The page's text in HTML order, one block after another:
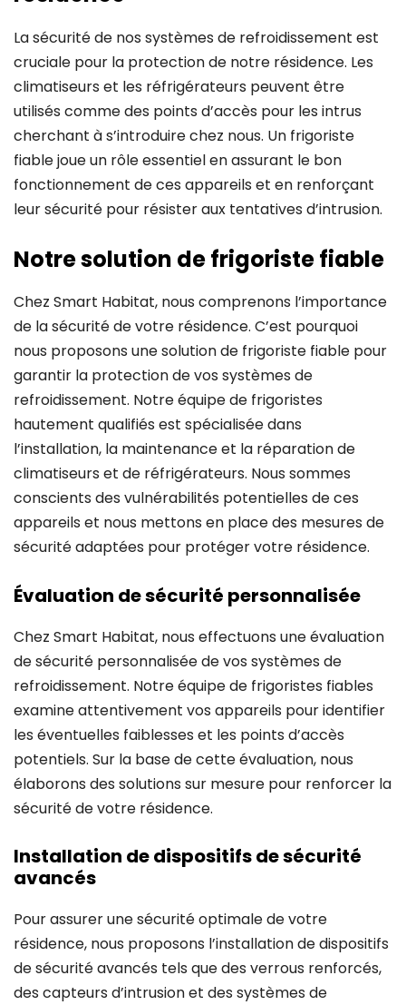
La sécurité de nos systèmes de refroidissement est
cruciale pour la protection de notre résidence. Les
climatiseurs et les réfrigérateurs peuvent être
utilisés comme des points d’accès pour les intrus
cherchant à s’introduire chez nous. Un frigoriste
fiable joue un rôle essentiel en assurant le bon
fonctionnement de ces appareils et en renforçant
leur sécurité pour résister aux tentatives d’intrusion.
Notre solution de frigoriste fiable
Chez Smart Habitat, nous comprenons l’importance
de la sécurité de votre résidence. C’est pourquoi
nous proposons une solution de frigoriste fiable pour
garantir la protection de vos systèmes de
refroidissement. Notre équipe de frigoristes
hautement qualifiés est spécialisée dans
l’installation, la maintenance et la réparation de
climatiseurs et de réfrigérateurs. Nous sommes
conscients des vulnérabilités potentielles de ces
appareils et nous mettons en place des mesures de
sécurité adaptées pour protéger votre résidence.
Évaluation de sécurité personnalisée
Chez Smart Habitat, nous effectuons une évaluation
de sécurité personnalisée de vos systèmes de
refroidissement. Notre équipe de frigoristes fiables
examine attentivement vos appareils pour identifier
les éventuelles faiblesses et les points d’accès
potentiels. Sur la base de cette évaluation, nous
élaborons des solutions sur mesure pour renforcer la
sécurité de votre résidence.
Installation de dispositifs de sécurité
avancés
Pour assurer une sécurité optimale de votre
résidence, nous proposons l’installation de dispositifs
de sécurité avancés tels que des verrous renforcés,
des capteurs d’intrusion et des systèmes de